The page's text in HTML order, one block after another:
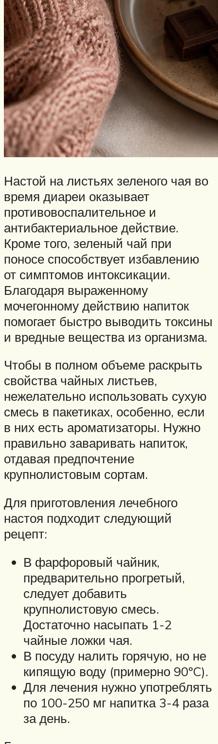
Настой на листьях зеленого чая во
время диареи оказывает
противовоспалительное и
антибактериальное действие.
Кроме того, зеленый чай при
поносе способствует избавлению
от симптомов интоксикации.
Благодаря выраженному
мочегонному действию напиток
помогает быстро выводить токсины
и вредные вещества из организма.
Чтобы в полном объеме раскрыть
свойства чайных листьев,
нежелательно использовать сухую
смесь в пакетиках, особенно, если
в них есть ароматизаторы. Нужно
правильно заваривать напиток,
отдавая предпочтение
крупнолистовым сортам.
Для приготовления лечебного
настоя подходит следующий
рецепт:
В фарфоровый чайник,
предварительно прогретый,
следует добавить
крупнолистовую смесь.
Достаточно насыпать 1-2
чайные ложки чая.
В посуду налить горячую, но не
кипящую воду (примерно 90ºC).
Для лечения нужно употреблять
по 100-250 мг напитка 3-4 раза
за день.